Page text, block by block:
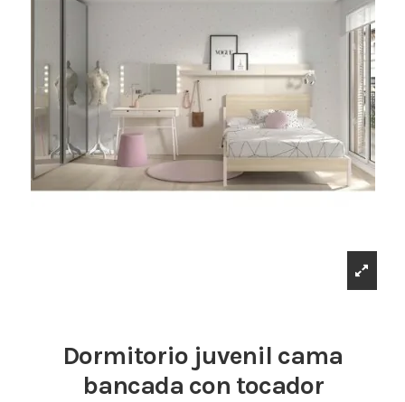
Dormitorio juvenil cama
bancada con tocador